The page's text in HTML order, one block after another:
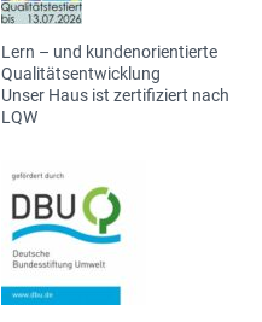
Lern – und kundenorientierte
Qualitätsentwicklung
Unser Haus ist zertifiziert nach
LQW